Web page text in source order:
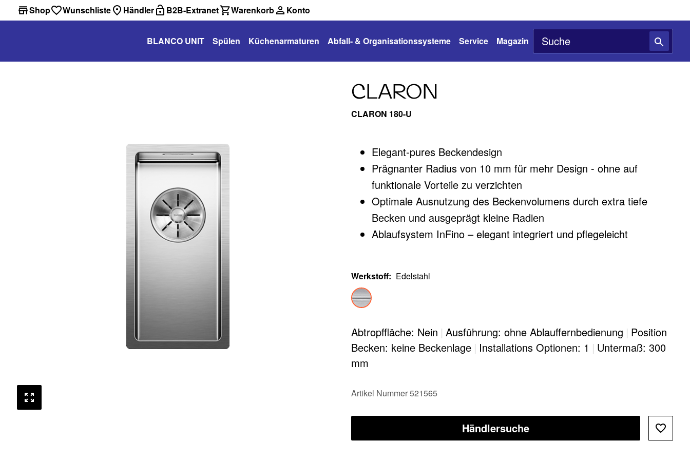
Shop Wunschliste Händler B2B-Extranet Warenkorb Konto
BLANCO UNIT Spülen Küchenarmaturen Abfall- & Organisationssysteme Service Magazin
CLARON
CLARON 180-U
Elegant-pures Beckendesign
Prägnanter Radius von 10 mm für mehr Design - ohne auf
funktionale Vorteile zu verzichten
Optimale Ausnutzung des Beckenvolumens durch extra tiefe
Becken und ausgeprägt kleine Radien
Ablaufsystem InFino – elegant integriert und pflegeleicht
Werkstoff: Edelstahl
Abtropffläche: Nein | Ausführung: ohne Ablauffernbedienung | Position
Becken: keine Beckenlage | Installations Optionen: 1 | Untermaß: 300
mm
Artikel Nummer 521565
Händlersuche